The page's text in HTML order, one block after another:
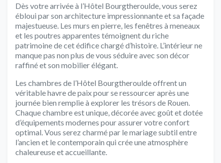
Dès votre arrivée à l’Hôtel Bourgtheroulde, vous serez
ébloui par son architecture impressionnante et sa façade
majestueuse. Les murs en pierre, les fenêtres à meneaux
et les poutres apparentes témoignent du riche
patrimoine de cet édifice chargé d’histoire. L’intérieur ne
manque pas non plus de vous séduire avec son décor
raffiné et son mobilier élégant.
Les chambres de l’Hôtel Bourgtheroulde offrent un
véritable havre de paix pour se ressourcer après une
journée bien remplie à explorer les trésors de Rouen.
Chaque chambre est unique, décorée avec goût et dotée
d’équipements modernes pour assurer votre confort
optimal. Vous serez charmé par le mariage subtil entre
l’ancien et le contemporain qui crée une atmosphère
chaleureuse et accueillante.